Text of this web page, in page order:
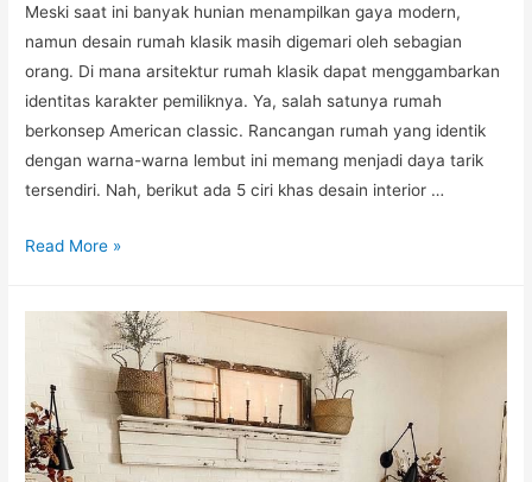
Meski saat ini banyak hunian menampilkan gaya modern,
namun desain rumah klasik masih digemari oleh sebagian
orang. Di mana arsitektur rumah klasik dapat menggambarkan
identitas karakter pemiliknya. Ya, salah satunya rumah
berkonsep American classic. Rancangan rumah yang identik
dengan warna-warna lembut ini memang menjadi daya tarik
tersendiri. Nah, berikut ada 5 ciri khas desain interior …
5
Interior
Bergaya
American
Classic
Read More »